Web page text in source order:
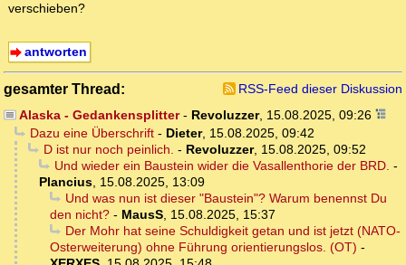
verschieben?
antworten
gesamter Thread:
RSS-Feed dieser Diskussion
Alaska - Gedankensplitter- Revoluzzer, 15.08.2025, 09:26
Dazu eine Überschrift- Dieter, 15.08.2025, 09:42
D ist nur noch peinlich. - Revoluzzer, 15.08.2025, 09:52
Und wieder ein Baustein wider die Vasallenthorie der BRD. -
Plancius, 15.08.2025, 13:09
Und was nun ist dieser "Baustein"? Warum benennst Du
den nicht? - MausS, 15.08.2025, 15:37
Der Mohr hat seine Schuldigkeit getan und ist jetzt (NATO-
Osterweiterung) ohne Führung orientierungslos. (OT) -